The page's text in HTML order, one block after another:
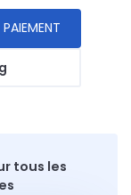
tous les